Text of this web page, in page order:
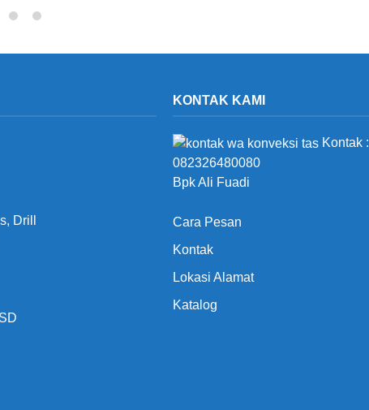
Drill
KONTAK KAMI
Kontak :
082326480080
Bpk Ali Fuadi
Cara Pesan
Kontak
Lokasi Alamat
Katalog